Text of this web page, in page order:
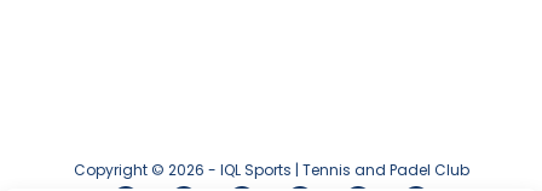
Copyright © 2026 - IQL Sports | Tennis and Padel Club